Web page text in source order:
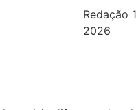
Redação
2026